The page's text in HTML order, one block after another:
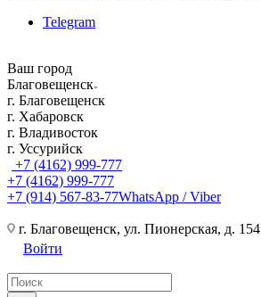
Telegram
Ваш город
Благовещенск
г. Благовещенск
г. Хабаровск
г. Владивосток
г. Уссурийск
+7 (4162) 999-777
+7 (4162) 999-777
+7 (914) 567-83-77WhatsApp / Viber
г. Благовещенск, ул. Пионерская, д. 154
Войти